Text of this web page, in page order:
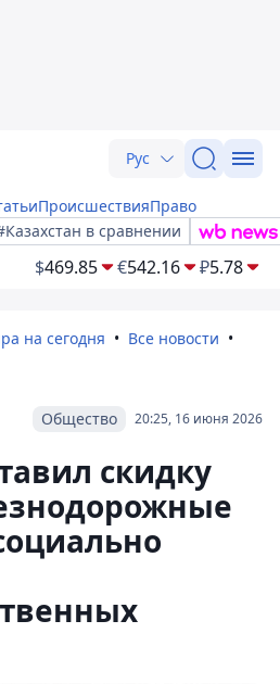
Рус
ПроисшествияПраво
в сравнении
$469.85 €542.16 ₽5.78
на сегодня
Все новости
20:25, 16 июня 2026
Общество
скидку